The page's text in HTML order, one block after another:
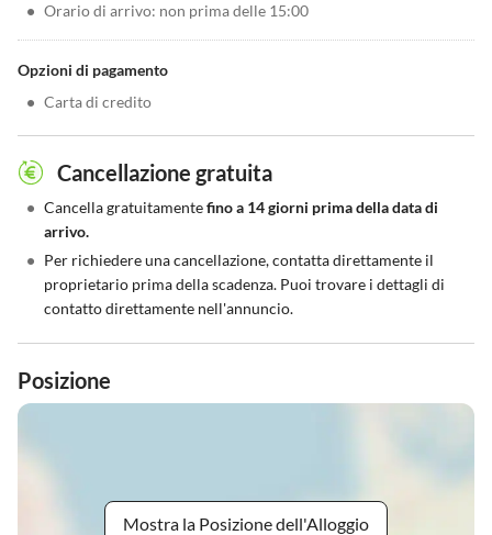
• Orario di arrivo: non prima delle 15:00
Opzioni di pagamento
• Carta di credito
Cancellazione gratuita
• Cancella gratuitamentefino a 14 giorni prima della data di
arrivo.
• Per richiedere una cancellazione, contatta direttamente il
proprietario prima della scadenza. Puoi trovare i dettagli di
contatto direttamente nell'annuncio.
Posizione
Mostra la Posizione dell'Alloggio